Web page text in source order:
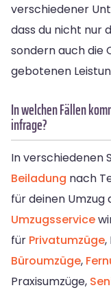
verschiedener
dass du nicht nur
sondern auch die
gebotenen
In welchen Fällen
infrage?
In verschiedenen
Beiladung nach
für deinen Umzug
Umzugsservice
für Privatumzüge,
Büroumzüge,
Praxisumzüge,